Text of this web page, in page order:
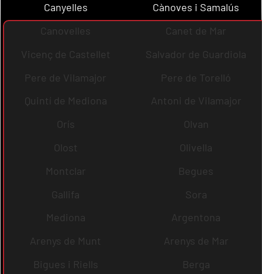
Canyelles
Cànoves i Samalús
Canovelles
Canet de Mar
Vicenç de Castellet
Salvador de Guardiola
Pere de Vilamajor
Pere de Torelló
Quintí de Mediona
Antoni de Vilamajor
Orís
Olvan
Olost
Olivella
Montclar
Begues
Gallifa
Sora
Mediona
Argentona
Arenys de Munt
Arenys de Mar
Bigues i Riells
Berga